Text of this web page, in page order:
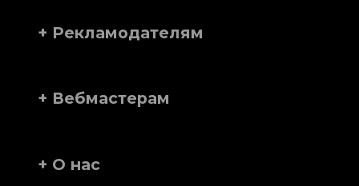
+ Рекламодателям
+ Вебмастерам
+ О нас